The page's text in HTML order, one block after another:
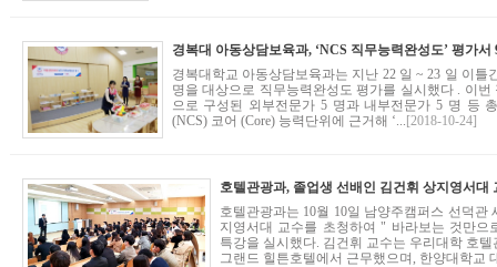
경복대학교 아동상담보육과는 지난 22 일 ~ 23 일 이틀
명을 대상으로 직무능력완성도 평가를 실시했다 . 이
으로 구성된 외부전문가 5 명과 내부전문가 5 명 등
(NCS) 코어 (Core) 능력단위에 근거해 ‘... [2018-10-24]
호텔관광과, 졸업생 선배인 김건휘 상지영서대
호텔관광과는 10월 10일 남양주캠퍼스 선덕관
지영서대 교수를 초청하여 " 바라보는 것만으
특강을 실시했다. 김건휘 교수는 우리대학 호
그랜드 힐튼호텔에서 근무했으며, 한양대학교